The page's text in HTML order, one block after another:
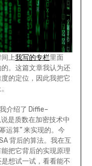
上我写的专栏里面
。这篇文章我认为还
的定位，因此我把它
介绍了 Diffie–
是质数在加密技术中
运算” 来实现的。今
背后的算法。我在互
把它背后的实现原理
想试一试，看看能不